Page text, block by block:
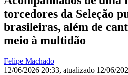
torcedores da Seleção
brasileiras, além de
meio à multidão
Felipe Machado
12/06/2026 20:33, atualizado 12/06/